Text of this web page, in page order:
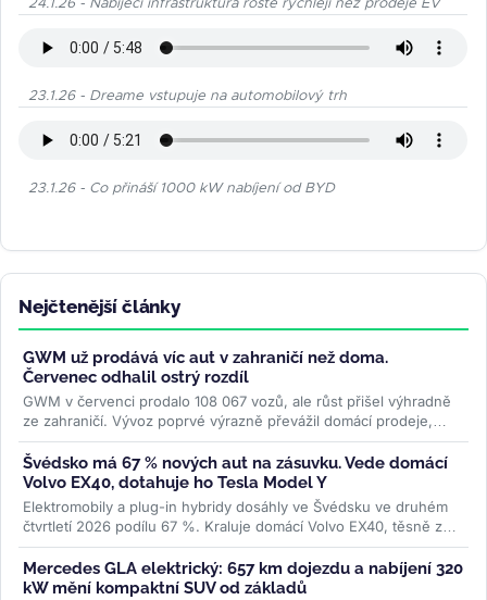
24.1.26 - Nabíjecí infrastruktura roste rychleji než prodeje EV
23.1.26 - Dreame vstupuje na automobilový trh
23.1.26 - Co přináší 1000 kW nabíjení od BYD
Nejčtenější články
GWM už prodává víc aut v zahraničí než doma.
Červenec odhalil ostrý rozdíl
GWM v červenci prodalo 108 067 vozů, ale růst přišel výhradně
ze zahraničí. Vývoz poprvé výrazně převážil domácí prodeje,
zatímco...>>
Švédsko má 67 % nových aut na zásuvku. Vede domácí
Volvo EX40, dotahuje ho Tesla Model Y
Elektromobily a plug-in hybridy dosáhly ve Švédsku ve druhém
čtvrtletí 2026 podílu 67 %. Kraluje domácí Volvo EX40, těsně za
ním Tesla...>>
Mercedes GLA elektrický: 657 km dojezdu a nabíjení 320
kW mění kompaktní SUV od základů